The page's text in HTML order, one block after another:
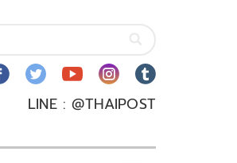
LINE : @THAIPOST